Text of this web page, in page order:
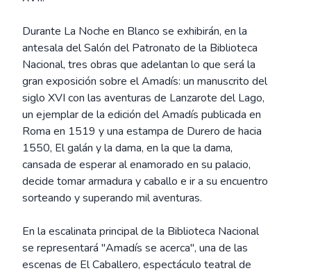
Durante La Noche en Blanco se exhibirán, en la
antesala del Salón del Patronato de la Biblioteca
Nacional, tres obras que adelantan lo que será la
gran exposición sobre el Amadís: un manuscrito del
siglo XVI con las aventuras de Lanzarote del Lago,
un ejemplar de la edición del Amadís publicada en
Roma en 1519 y una estampa de Durero de hacia
1550, El galán y la dama, en la que la dama,
cansada de esperar al enamorado en su palacio,
decide tomar armadura y caballo e ir a su encuentro
sorteando y superando mil aventuras.
En la escalinata principal de la Biblioteca Nacional
se representará "Amadís se acerca", una de las
escenas de El Caballero, espectáculo teatral de